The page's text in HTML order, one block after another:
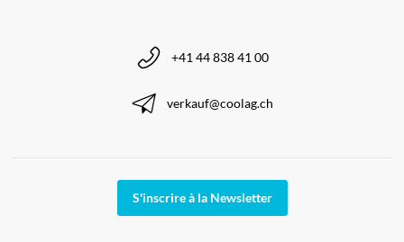
+41 44 838 41 00
verkauf@coolag.ch
S'inscrire à la Newsletter